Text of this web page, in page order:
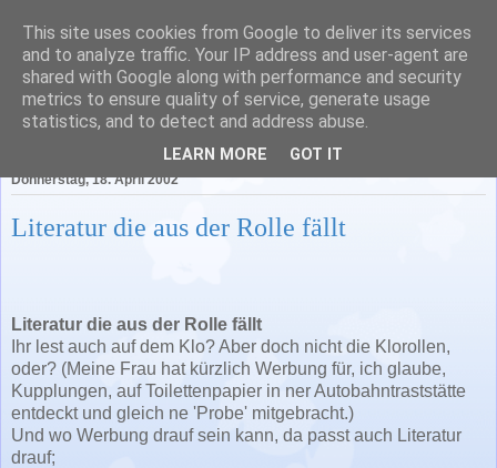
Literatur in Baden-
Württemberg
Donnerstag, 18. April 2002
Literatur die aus der Rolle fällt
Literatur die aus der Rolle fällt
Ihr lest auch auf dem Klo? Aber doch nicht die Klorollen,
oder? (Meine Frau hat kürzlich Werbung für, ich glaube,
Kupplungen, auf Toilettenpapier in ner Autobahntraststätte
entdeckt und gleich ne 'Probe' mitgebracht.)
Und wo Werbung drauf sein kann, da passt auch Literatur
drauf;
This site uses cookies from Google to deliver its services
and to analyze traffic. Your IP address and user-agent are
shared with Google along with performance and security
metrics to ensure quality of service, generate usage
statistics, and to detect and address abuse.
LEARN MORE GOT IT